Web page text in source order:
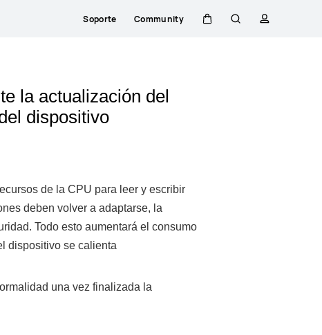
Soporte Community
la actualización del
dispositivo
de la CPU para leer y escribir
deben volver a adaptarse, la
Todo esto aumentará el consumo
dispositivo se calienta
una vez finalizada la